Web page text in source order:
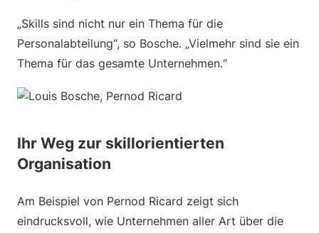
„Skills sind nicht nur ein Thema für die
Personalabteilung“, so Bosche. „Vielmehr sind sie ein
Thema für das gesamte Unternehmen.“
Ihr Weg zur skillorientierten
Organisation
Am Beispiel von Pernod Ricard zeigt sich
eindrucksvoll, wie Unternehmen aller Art über die